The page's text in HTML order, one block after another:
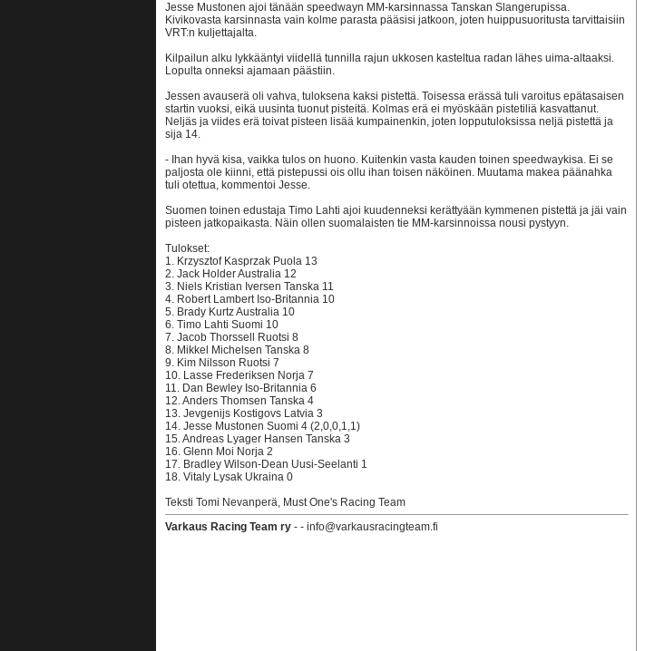
Jesse Mustonen ajoi tänään speedwayn MM-karsinnassa Tanskan Slangerupissa.
Kivikovasta karsinnasta vain kolme parasta pääsisi jatkoon, joten huippusuoritusta tarvittaisiin
VRT:n kuljettajalta.
Kilpailun alku lykkääntyi viidellä tunnilla rajun ukkosen kasteltua radan lähes uima-altaaksi.
Lopulta onneksi ajamaan päästiin.
Jessen avauserä oli vahva, tuloksena kaksi pistettä. Toisessa erässä tuli varoitus epätasaisen
startin vuoksi, eikä uusinta tuonut pisteitä. Kolmas erä ei myöskään pistetiliä kasvattanut.
Neljäs ja viides erä toivat pisteen lisää kumpainenkin, joten lopputuloksissa neljä pistettä ja
sija 14.
- Ihan hyvä kisa, vaikka tulos on huono. Kuitenkin vasta kauden toinen speedwaykisa. Ei se
paljosta ole kiinni, että pistepussi ois ollu ihan toisen näköinen. Muutama makea päänahka
tuli otettua, kommentoi Jesse.
Suomen toinen edustaja Timo Lahti ajoi kuudenneksi kerättyään kymmenen pistettä ja jäi vain
pisteen jatkopaikasta. Näin ollen suomalaisten tie MM-karsinnoissa nousi pystyyn.
Tulokset:
1. Krzysztof Kasprzak Puola 13
2. Jack Holder Australia 12
3. Niels Kristian Iversen Tanska 11
4. Robert Lambert Iso-Britannia 10
5. Brady Kurtz Australia 10
6. Timo Lahti Suomi 10
7. Jacob Thorssell Ruotsi 8
8. Mikkel Michelsen Tanska 8
9. Kim Nilsson Ruotsi 7
10. Lasse Frederiksen Norja 7
11. Dan Bewley Iso-Britannia 6
12. Anders Thomsen Tanska 4
13. Jevgenijs Kostigovs Latvia 3
14. Jesse Mustonen Suomi 4 (2,0,0,1,1)
15. Andreas Lyager Hansen Tanska 3
16. Glenn Moi Norja 2
17. Bradley Wilson-Dean Uusi-Seelanti 1
18. Vitaly Lysak Ukraina 0
Teksti Tomi Nevanperä, Must One's Racing Team
Varkaus Racing Team ry - - info@varkausracingteam.fi